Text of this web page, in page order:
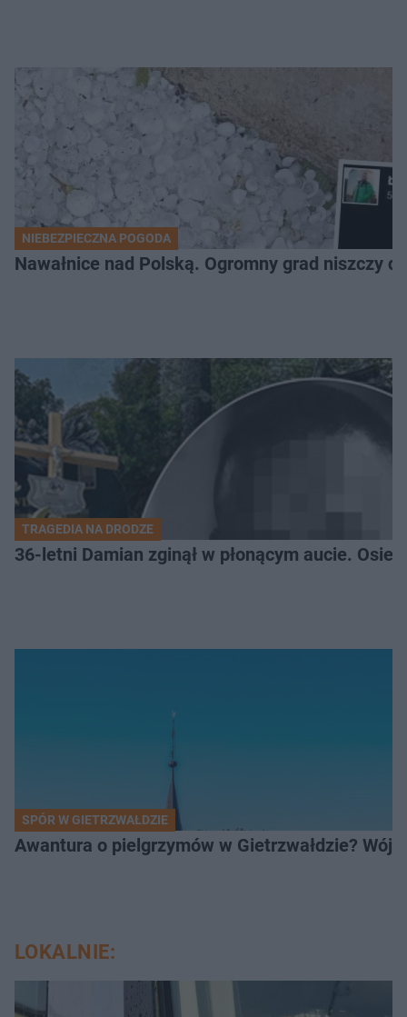
NIEBEZPIECZNA POGODA
Nawałnice nad Polską. Ogromny grad niszczy
TRAGEDIA NA DRODZE
36-letni Damian zginął w płonącym aucie.
SPÓR W GIETRZWAŁDZIE
Awantura o pielgrzymów w Gietrzwałdzie? Wójt
LOKALNIE: